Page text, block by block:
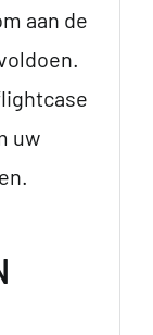
aan de
uw